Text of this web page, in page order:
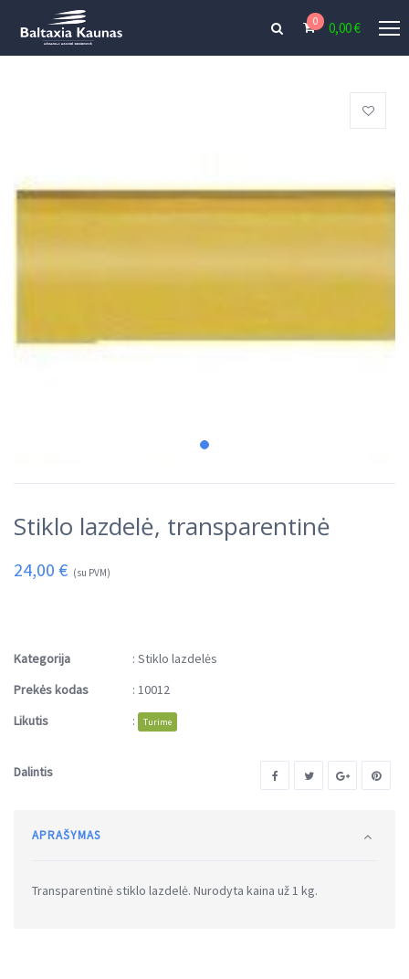
0 0,00€
Stiklo lazdelė, transparentinė
24,00 € (su PVM)
Kategorija : Stiklo lazdelės
Prekės kodas
: 10012
Likutis
: Turime
Dalintis
APRAŠYMAS
Transparentinė stiklo lazdelė. Nurodyta kaina už 1 kg.